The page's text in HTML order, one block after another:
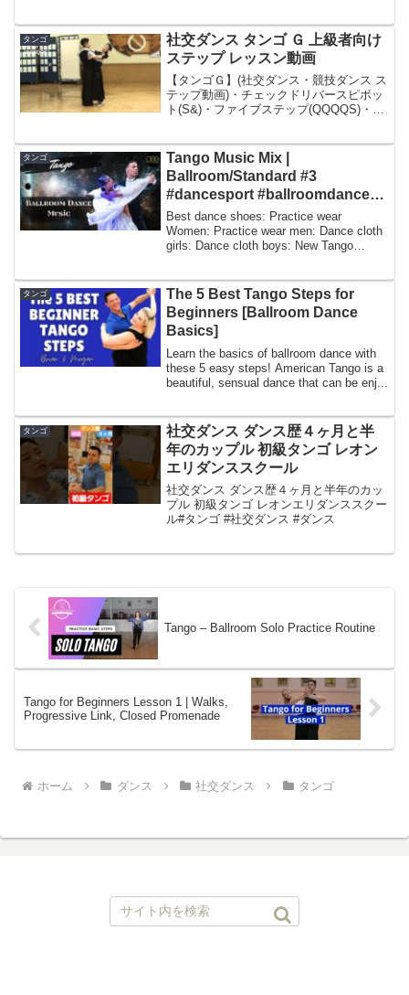
タンゴ
社交ダンス タンゴ Ｇ 上級者向け
ステップ レッスン動画
【タンゴＧ】(社交ダンス・競技ダンス ス
テップ動画)・チェックドリバースピボッ
ト(S&)・ファイブステップ(QQQQS)・プ
(QQQQ)・オープンテレマーク＆テ...
タンゴ
Tango Music Mix |
Ballroom/Standard #3
#dancesport #ballroomdance
#musicmix #tango #standard
Best dance shoes: Practice wear
Women: Practice wear men: Dance cloth
girls: Dance cloth boys: New Tango
タンゴ
The 5 Best Tango Steps for
Beginners [Ballroom Dance
Basics]
Learn the basics of ballroom dance with
these 5 easy steps! American Tango is a
beautiful, sensual dance that can be enj...
タンゴ
社交ダンス ダンス歴４ヶ月と半
年のカップル 初級タンゴ レオン
エリダンススクール
社交ダンス ダンス歴４ヶ月と半年のカッ
プル 初級タンゴ レオンエリダンススクー
ル#タンゴ #社交ダンス #ダンス
Tango – Ballroom Solo Practice Routine
Tango for Beginners Lesson 1 | Walks,
Progressive Link, Closed Promenade
ホーム ダンス 社交ダンス タンゴ